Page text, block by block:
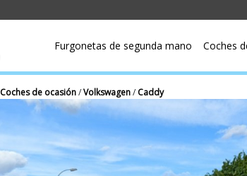
Furgonetas de segunda mano Coches
Coches de ocasión/Volkswagen/ Caddy